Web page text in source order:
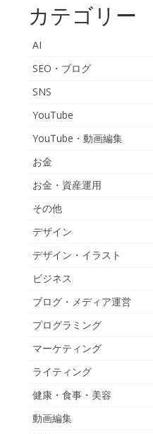
カテゴリー
AI
SEO・ブログ
SNS
YouTube
YouTube・動画編集
お金
お金・資産運用
その他
デザイン
デザイン・イラスト
ビジネス
ブログ・メディア運営
プログラミング
マーケティング
ライティング
健康・食事・美容
動画編集